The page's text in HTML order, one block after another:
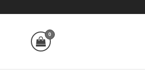
0